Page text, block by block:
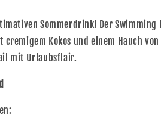
Sommerdrink! Der Swimming
Kokos und einem Hauch von
mit Urlaubsflair.